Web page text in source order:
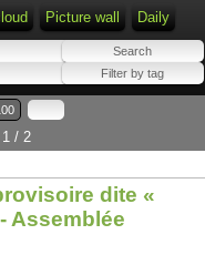
Picture wall Daily
1 / 2
dite «
Assemblée